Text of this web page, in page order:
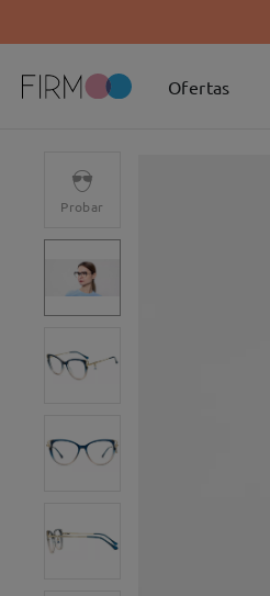
Ofertas
Probar